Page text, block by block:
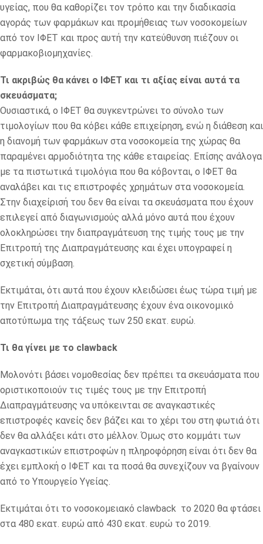
υγείας, που θα καθορίζει τον τρόπο και την διαδικασία
αγοράς των φαρμάκων και προμήθειας των νοσοκομείων
από τον ΙΦΕΤ και προς αυτή την κατεύθυνση πιέζουν οι
φαρμακοβιομηχανίες.
Τι ακριβώς θα κάνει ο ΙΦΕΤ και τι αξίας είναι αυτά τα
σκευάσματα;
Ουσιαστικά, ο ΙΦΕΤ θα συγκεντρώνει το σύνολο των
τιμολογίων που θα κόβει κάθε επιχείρηση, ενώ η διάθεση και
η διανομή των φαρμάκων στα νοσοκομεία της χώρας θα
παραμένει αρμοδιότητα της κάθε εταιρείας. Επίσης ανάλογα
με τα πιστωτικά τιμολόγια που θα κόβονται, ο ΙΦΕΤ θα
αναλάβει και τις επιστροφές χρημάτων στα νοσοκομεία.
Στην διαχείρισή του δεν θα είναι τα σκευάσματα που έχουν
επιλεγεί από διαγωνισμούς αλλά μόνο αυτά που έχουν
ολοκληρώσει την διαπραγμάτευση της τιμής τους με την
Επιτροπή της Διαπραγμάτευσης και έχει υπογραφεί η
σχετική σύμβαση.
Εκτιμάται, ότι αυτά που έχουν κλειδώσει έως τώρα τιμή με
την Επιτροπή Διαπραγμάτευσης έχουν ένα οικονομικό
αποτύπωμα της τάξεως των 250 εκατ. ευρώ.
Τι θα γίνει με το clawback
Μολονότι βάσει νομοθεσίας δεν πρέπει τα σκευάσματα που
οριστικοποιούν τις τιμές τους με την Επιτροπή
Διαπραγμάτευσης να υπόκεινται σε αναγκαστικές
επιστροφές κανείς δεν βάζει και το χέρι του στη φωτιά ότι
δεν θα αλλάξει κάτι στο μέλλον. Όμως στο κομμάτι των
αναγκαστικών επιστροφών η πληροφόρηση είναι ότι δεν θα
έχει εμπλοκή ο ΙΦΕΤ και τα ποσά θα συνεχίζουν να βγαίνουν
από το Υπουργείο Υγείας.
Εκτιμάται ότι το νοσοκομειακό clawback το 2020 θα φτάσει
στα 480 εκατ. ευρώ από 430 εκατ. ευρώ το 2019.